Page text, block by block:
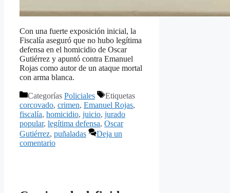
Con una fuerte exposición inicial, la
Fiscalía aseguró que no hubo legítima
defensa en el homicidio de Oscar
Gutiérrez y apuntó contra Emanuel
Rojas como autor de un ataque mortal
con arma blanca.
Categorías Policiales
Etiquetas
corcovado, crimen, Emanuel Rojas,
fiscalía, homicidio, juicio, jurado
popular, legítima defensa, Oscar
Gutiérrez, puñaladas
Deja un
comentario